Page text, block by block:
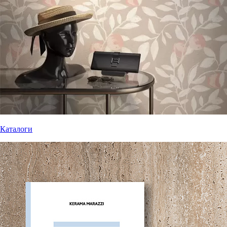
Каталоги